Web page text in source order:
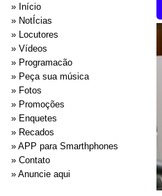
» Início
» NotÍcias
» Locutores
» Vídeos
» Programacão
» Peça sua música
» Fotos
» Promoções
» Enquetes
» Recados
» APP para Smarthphones
» Contato
» Anuncie aqui